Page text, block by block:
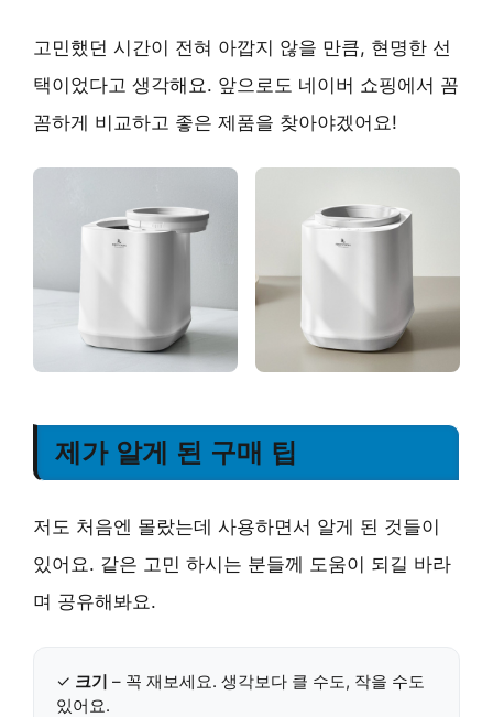
고민했던 시간이 전혀 아깝지 않을 만큼, 현명한 선
택이었다고 생각해요. 앞으로도 네이버 쇼핑에서 꼼
꼼하게 비교하고 좋은 제품을 찾아야겠어요!
제가 알게 된 구매 팁
저도 처음엔 몰랐는데 사용하면서 알게 된 것들이
있어요. 같은 고민 하시는 분들께 도움이 되길 바라
며 공유해봐요.
✓ 크기 – 꼭 재보세요. 생각보다 클 수도, 작을 수도
있어요.